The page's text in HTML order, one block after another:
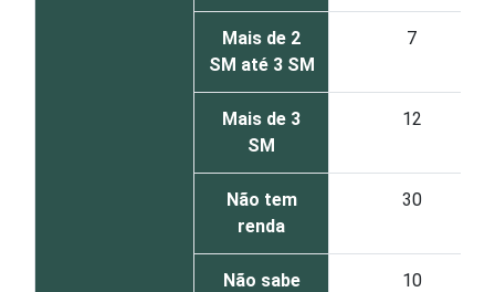
Mais de 2
SM até 3 SM
7
Mais de 3
SM
12
Não tem
renda
30
Não sabe 10